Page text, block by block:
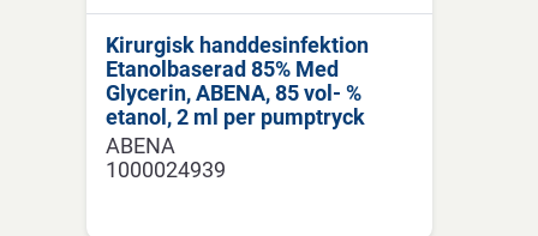
Kirurgisk handdesinfektion
Etanolbaserad 85% Med
Glycerin, ABENA, 85 vol- %
etanol, 2 ml per pumptryck
ABENA
1000024939